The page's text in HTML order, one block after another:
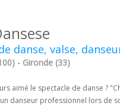
danse, valse,
- Gironde (33)
aimé le spectacle de danse ?
danseur professionnel lors de